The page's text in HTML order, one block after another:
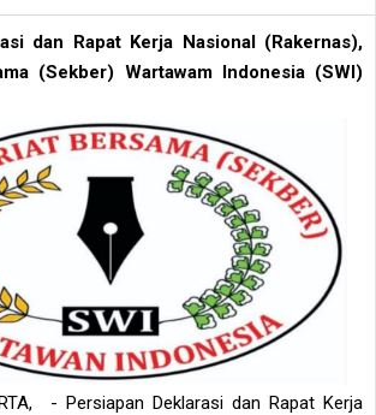
dan Rapat Kerja Nasional (Rakernas),
(Sekber) Wartawam Indonesia (SWI)
- Persiapan Deklarasi dan Rapat Kerja